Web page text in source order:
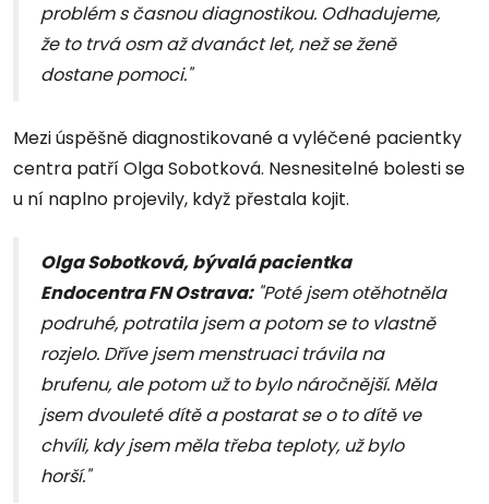
problém s časnou diagnostikou. Odhadujeme,
že to trvá osm až dvanáct let, než se ženě
dostane pomoci."
Mezi úspěšně diagnostikované a vyléčené pacientky
centra patří Olga Sobotková. Nesnesitelné bolesti se
u ní naplno projevily, když přestala kojit.
Olga Sobotková, bývalá pacientka
Endocentra FN Ostrava:"Poté jsem otěhotněla
podruhé, potratila jsem a potom se to vlastně
rozjelo. Dříve jsem menstruaci trávila na
brufenu, ale potom už to bylo náročnější. Měla
jsem dvouleté dítě a postarat se o to dítě ve
chvíli, kdy jsem měla třeba teploty, už bylo
horší."